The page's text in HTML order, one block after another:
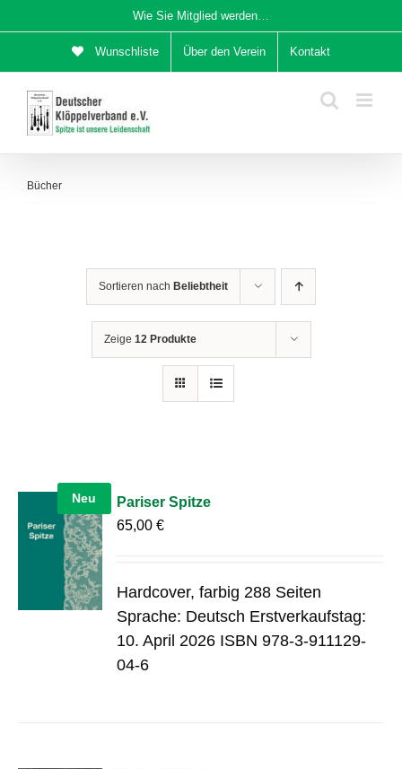
Inhalt
Wie Sie Mitglied werden…
Wunschliste Über den Verein Kontakt
Bücher
Sortieren nach Beliebtheit
Zeige 12 Produkte
Neu
Pariser Spitze
65,00€
Hardcover, farbig 288 Seiten
Sprache: Deutsch Erstverkaufstag:
10. April 2026 ISBN 978-3-911129-
04-6